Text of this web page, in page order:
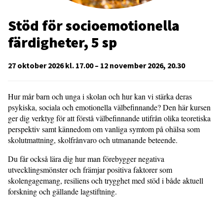
Stöd för socioemotionella
färdigheter, 5 sp
27 oktober 2026 kl. 17.00 – 12 november 2026, 20.30
Hur mår barn och unga i skolan och hur kan vi stärka deras
psykiska, sociala och emotionella välbefinnande? Den här kursen
ger dig verktyg för att förstå välbefinnande utifrån olika teoretiska
perspektiv samt kännedom om vanliga symtom på ohälsa som
skolutmattning, skolfrånvaro och utmanande beteende.
Du får också lära dig hur man förebygger negativa
utvecklingsmönster och främjar positiva faktorer som
skolengagemang, resiliens och trygghet med stöd i både aktuell
forskning och gällande lagstiftning.